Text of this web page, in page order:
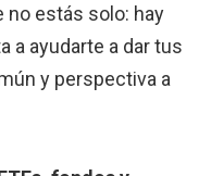
no estás solo: hay
a ayudarte a dar tus
y perspectiva a